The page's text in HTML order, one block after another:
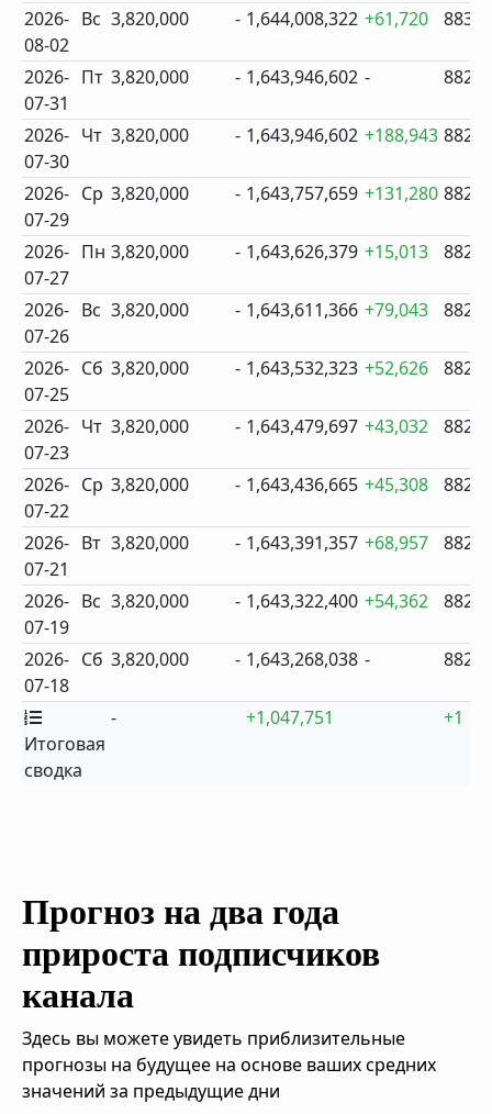
2026-
08-02
Вс 3,820,000 - 1,644,008,322 +61,720 883
2026-
07-31
Пт 3,820,000 - 1,643,946,602 - 882
2026-
07-30
Чт 3,820,000 - 1,643,946,602 +188,943 882
2026-
07-29
Ср 3,820,000 - 1,643,757,659 +131,280 882
2026-
07-27
Пн 3,820,000 - 1,643,626,379 +15,013 882
2026-
07-26
Вс 3,820,000 - 1,643,611,366 +79,043 882
2026-
07-25
Сб 3,820,000 - 1,643,532,323 +52,626 882
2026-
07-23
Чт 3,820,000 - 1,643,479,697 +43,032 882
2026-
07-22
Ср 3,820,000 - 1,643,436,665 +45,308 882
2026-
07-21
Вт 3,820,000 - 1,643,391,357 +68,957 882
2026-
07-19
Вс 3,820,000 - 1,643,322,400 +54,362 882
2026-
07-18
Сб 3,820,000 - 1,643,268,038 - 882
Итоговая
сводка
- +1,047,751 +1
Прогноз на два года
прироста подписчиков
канала
Здесь вы можете увидеть приблизительные
прогнозы на будущее на основе ваших средних
значений за предыдущие дни